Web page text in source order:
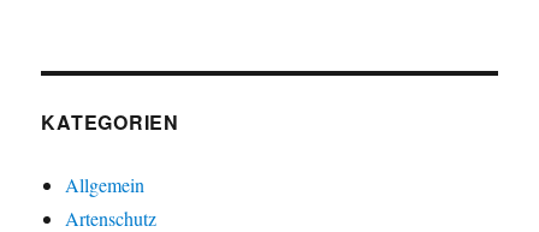
KATEGORIEN
Allgemein
Artenschutz